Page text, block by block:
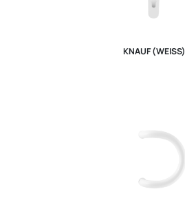
KNAUF (WEISS)